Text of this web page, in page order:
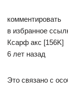
комментировать
в избранное
Ксарф­ акс [156K]
6 лет назад
Это связано с